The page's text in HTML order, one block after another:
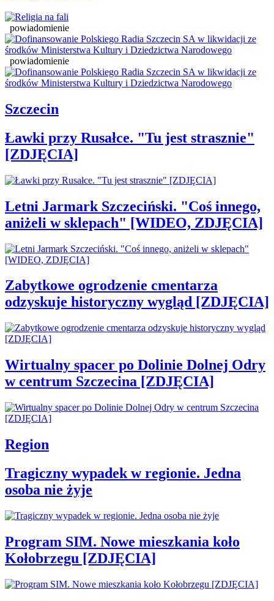
powiadomienie
powiadomienie
Szczecin
Ławki przy Rusałce. "Tu jest strasznie"
[ZDJĘCIA]
Letni Jarmark Szczeciński. "Coś innego,
aniżeli w sklepach" [WIDEO, ZDJĘCIA]
Zabytkowe ogrodzenie cmentarza
odzyskuje historyczny wygląd [ZDJĘCIA]
Wirtualny spacer po Dolinie Dolnej Odry
w centrum Szczecina [ZDJĘCIA]
Region
Tragiczny wypadek w regionie. Jedna
osoba nie żyje
Program SIM. Nowe mieszkania koło
Kołobrzegu [ZDJĘCIA]